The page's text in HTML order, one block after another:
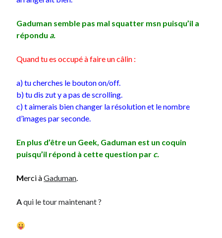
Patchwork
Post inutile
Proust
Sorties cuculturelles
Vidéos
Gaduman semble pas mal squatter msn puisqu’il a
répondu a.
Quand tu es occupé à faire un câlin :
a) tu cherches le bouton on/off.
b) tu dis zut y a pas de scrolling.
c) t aimerais bien changer la résolution et le nombre
d’images par seconde.
En plus d’être un Geek, Gaduman est un coquin
puisqu’il répond à cette question par c.
Merci àGaduman.
Aqui le tour maintenant ?